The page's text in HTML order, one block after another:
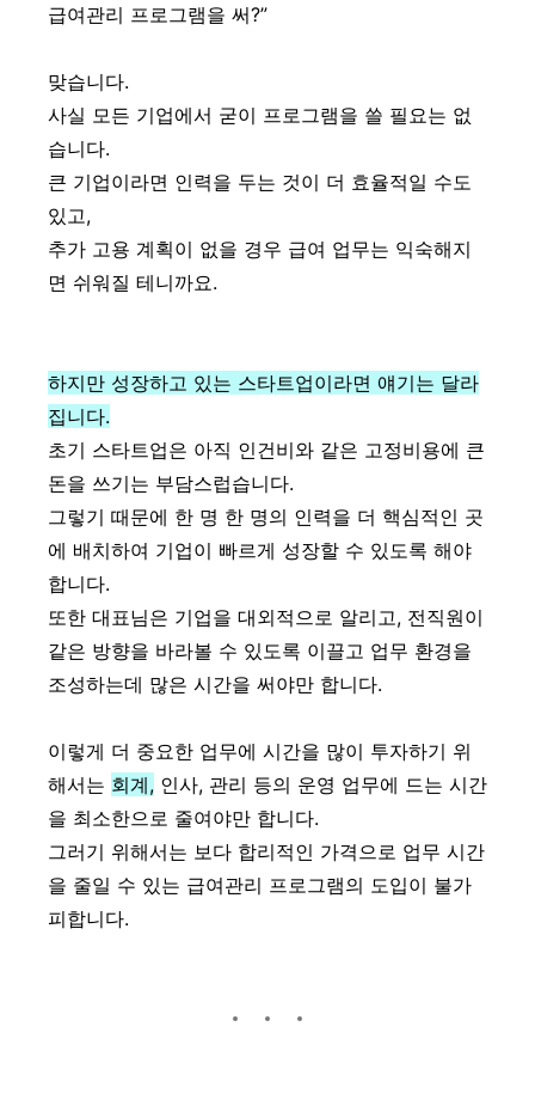
급여관리 프로그램을 써?”
맞습니다.
사실 모든 기업에서 굳이 프로그램을 쓸 필요는 없
습니다.
큰 기업이라면 인력을 두는 것이 더 효율적일 수도
있고,
추가 고용 계획이 없을 경우 급여 업무는 익숙해지
면 쉬워질 테니까요.
하지만 성장하고 있는 스타트업이라면 얘기는 달라
집니다.
초기 스타트업은 아직 인건비와 같은 고정비용에 큰
돈을 쓰기는 부담스럽습니다.
그렇기 때문에 한 명 한 명의 인력을 더 핵심적인 곳
에 배치하여 기업이 빠르게 성장할 수 있도록 해야
합니다.
또한 대표님은 기업을 대외적으로 알리고, 전직원이
같은 방향을 바라볼 수 있도록 이끌고 업무 환경을
조성하는데 많은 시간을 써야만 합니다.
이렇게 더 중요한 업무에 시간을 많이 투자하기 위
해서는 회계, 인사, 관리 등의 운영 업무에 드는 시간
을 최소한으로 줄여야만 합니다.
그러기 위해서는 보다 합리적인 가격으로 업무 시간
을 줄일 수 있는 급여관리 프로그램의 도입이 불가
피합니다.